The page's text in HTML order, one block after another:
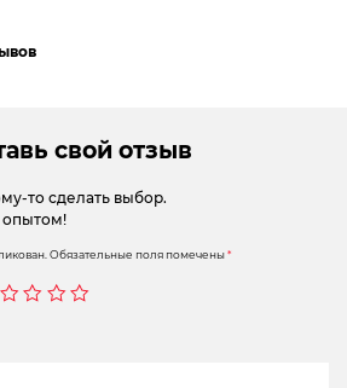
свой отзыв
то сделать выбор.
опытом!
Обязательные поля помечены*